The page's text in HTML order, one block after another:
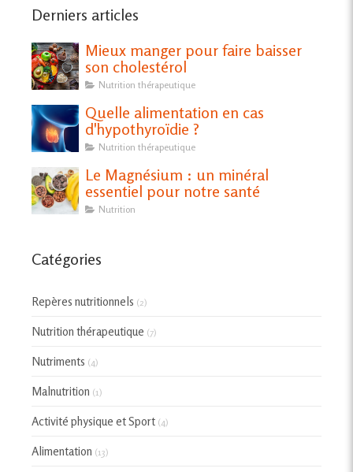
Derniers articles
Mieux manger pour faire baisser
son cholestérol
Nutrition thérapeutique
Quelle alimentation en cas
d'hypothyroïdie ?
Nutrition thérapeutique
Le Magnésium : un minéral
essentiel pour notre santé
Nutrition
Catégories
Repères nutritionnels (2)
Nutrition thérapeutique (7)
Nutriments (4)
Malnutrition (1)
Activité physique et Sport (4)
Alimentation (13)